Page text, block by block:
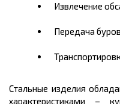
Извлечение
Передача
Стальные изделия
характеристиками –